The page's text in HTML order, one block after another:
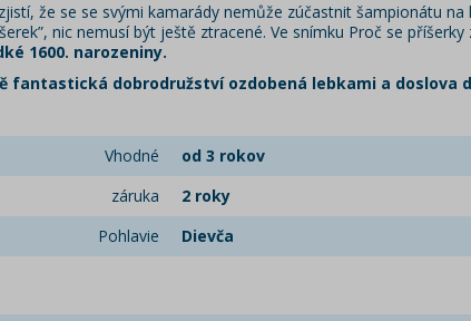
že se se svými kamarády nemůže zúčastnit šampionátu
nic nemusí být ještě ztracené. Ve snímku Proč se
1600. narozeniny.
dobrodružství ozdobená lebkami a doslova
Vhodné
od 3 rokov
záruka
2 roky
Pohlavie
Dievča